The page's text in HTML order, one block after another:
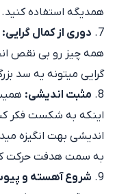
همدیگه استفاده کنید.
دوری از کمال گرایی:
همه چیز رو بی نقص
گرایی میتونه یه سد
مثبت اندیشی:
اینکه به شکست فکر
اندیشی بهت انگیزه
به سمت هدفت حرکت
شروع آهسته و